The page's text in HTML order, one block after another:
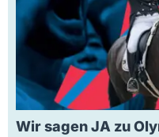
Wir sagen JA zu